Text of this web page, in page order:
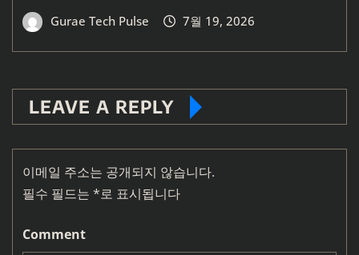
Gurae Tech Pulse 7월 19, 2026
LEAVE A REPLY
이메일 주소는 공개되지 않습니다.
필수 필드는 *로 표시됩니다
Comment